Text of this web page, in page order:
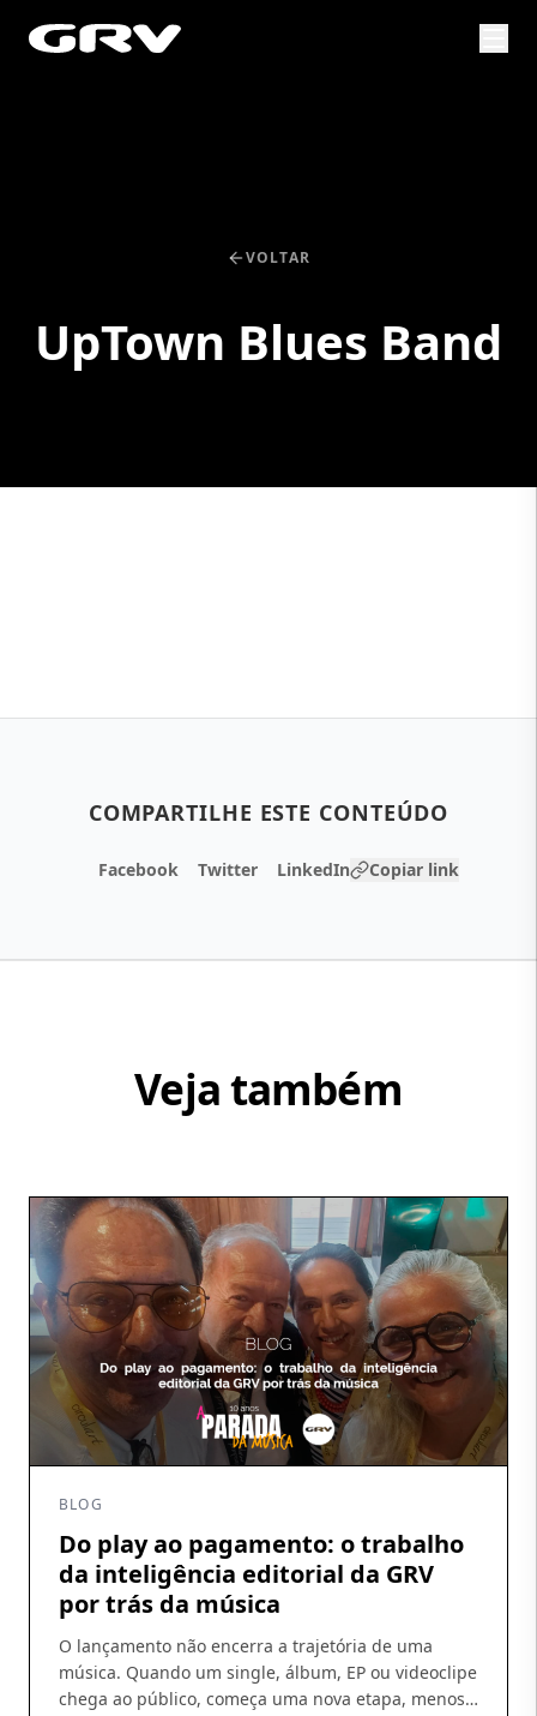
VOLTAR
UpTown Blues Band
COMPARTILHE ESTE CONTEÚDO
Facebook Twitter LinkedIn Copiar link
Veja também
BLOG
Do play ao pagamento: o trabalho
da inteligência editorial da GRV
por trás da música
O lançamento não encerra a trajetória de uma
música. Quando um single, álbum, EP ou videoclipe
chega ao público, começa uma nova etapa, menos